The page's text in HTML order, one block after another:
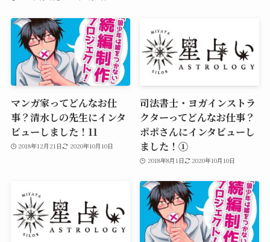
マンガ家ってどんなお仕
事？清水しの先生にインタ
ビューしました！11
2018年12月21日 2020年10月10日
司法書士・ヨガインストラ
クターってどんなお仕事？
ポポさんにインタビューし
ました！①
2018年8月1日 2020年10月10日